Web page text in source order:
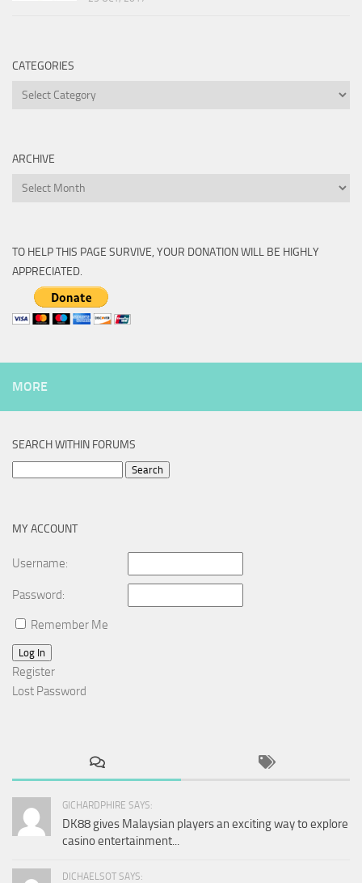
CATEGORIES
Categories
ARCHIVE
Archive
TO HELP THIS PAGE SURVIVE, YOUR DONATION WILL BE HIGHLY
APPRECIATED.
MORE
SEARCH WITHIN FORUMS
MY ACCOUNT
Username:
Password:
Remember Me
Log In
Register
Lost Password
GICHARDPHIRE SAYS:
DK88 gives Malaysian players an exciting way to explore
casino entertainment...
DICHAELSOT SAYS: